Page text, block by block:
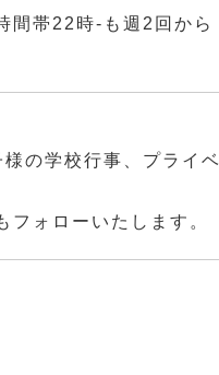
間帯22時-も週2回から
の学校行事、プライベ
ォローいたします。